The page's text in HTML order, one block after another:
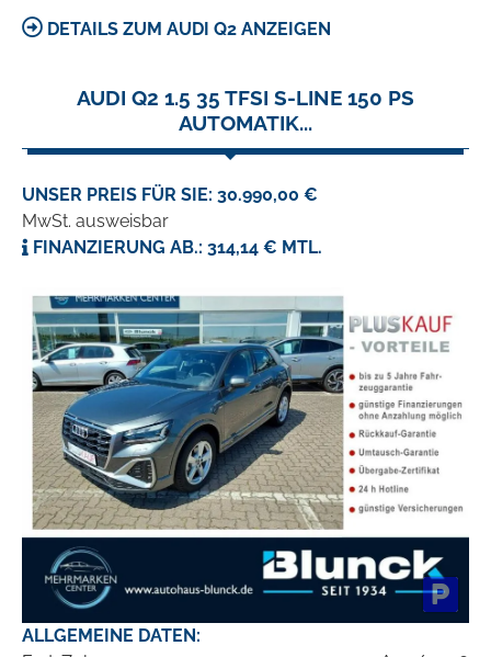
DETAILS ZUM AUDI Q2 ANZEIGEN
AUDI Q2 1.5 35 TFSI S-LINE 150 PS
AUTOMATIK...
UNSER PREIS FÜR SIE: 30.990,00 €
MwSt. ausweisbar
FINANZIERUNG AB.: 314,14 € MTL.
ALLGEMEINE DATEN: